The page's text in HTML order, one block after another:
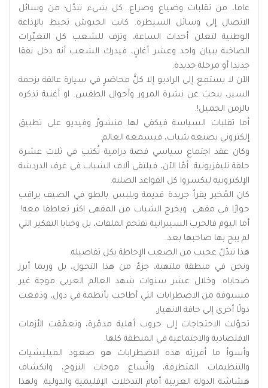
عاما، من تقلبات وضياع وصراع. كل شيء تبدّل؛ من وسائل
الاتصال إلى وسائل السيطرة. كانت الجيوش تحيط بالإذاعة
الوطنية لتعلن أحداث الساعة، وتزف للشعب كل التغيّرات
الصاخبة ببيان واحد وعشر أغانٍ، فيدرك الشعب أنه دخل نفقا
جديدا أو مرحلة جديدة.
الآن لا يستمع إلى الراديو إلا كلُّ محاصَرٍ في سيارة عالقة بزحمة
السير، يبحث عن نشرة المرور وأحوال الطقس. او أغنية تذكره
بالزمن الجميل!.
أما تقلبات السياسة فيكفي لها منشورٌ وفيديو على تطبيق
إلكتروني يصنعه شباب، فيسمعه العالم.
وكان عقد اجتماع سياسي قصة درامية تُكتب في ثلاث عشرة
حلقة تليفزيونية. أمّا الآن، فيلتقي آلاف الشباب في غرف الدردشة
الإلكترونية ليكسروا كل القواعد الصلبة.
كان المُخبر يقرأ جريدة قديمة ويلبس بالطو في الصيف يراقب
حوارًا في مقهى. ويخرج الشباب من المقهى اكثر تعاطفا معه!.
أما اليوم فالحرب السيبرانية تقتحم الملفات، بل وخبايا التفكير التي
لم يبح بها صاحبها بعد.
هذا تبدّلٌ عجيب من الصعب الإحاطة بكل تفاصيله.
ونحن في منطقة ملتهبة، جزءٌ من هذا التحول، بل وربما أبرز
ضحاياه. وخلال عشر سنوات شهد العالم العربي موجة غير
مسبوقة من الاضطرابات التي أطاحت بأنظمة في دول، ودَفعت
دولًا أخرى إلى حافة الانهيار.
تحوّلت الاحتجاجات إلى حروب أهلية مدمّرة، وتعمّقت الأزمات
الاقتصادية والاجتماعية في المنطقة كلها.
وأسوأ ما أفرزته هذه الاضطرابات هو صعود الميليشيات
والتنظيمات المتطرفة، واتّساع موجات النزوح، وانكشاف
هشاشة الدولة العربية أمام التدخلات الإقليمية والدولية. ولهذا